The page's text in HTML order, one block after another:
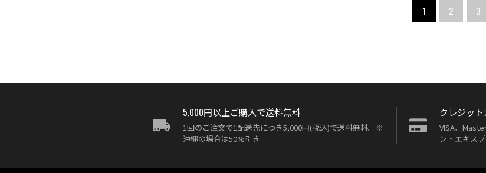
1 2 3
5,000円以上ご購入で送料無料
1回のご注文で1配送先につき5,000円(税込)で送料無料。※
沖縄の場合は50%引き
クレジッ
VISA、
ン・エキス